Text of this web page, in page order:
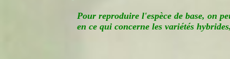
Pour reproduire l'espèce de base, on
en ce qui concerne les variétés